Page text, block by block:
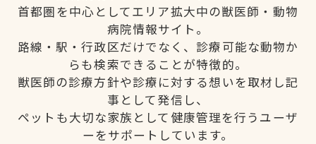
首都圏を中心としてエリア拡大中の獣医師・動物
病院情報サイト。
路線・駅・行政区だけでなく、診療可能な動物か
らも検索できることが特徴的。
獣医師の診療方針や診療に対する想いを取材し記
事として発信し、
ペットも大切な家族として健康管理を行うユーザ
ーをサポートしています。